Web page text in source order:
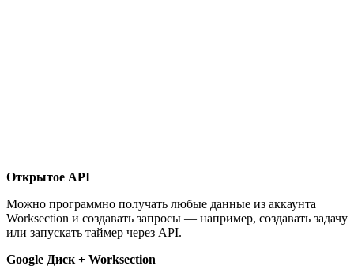
Открытое API
Можно программно получать любые данные из аккаунта
Worksection и создавать запросы — например, создавать задачу
или запускать таймер через API.
Google Диск + Worksection